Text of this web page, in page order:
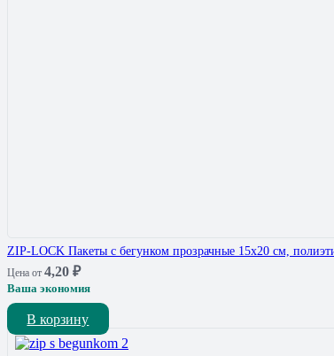
ZIP-LOCK Пакеты с бегунком прозрачные 15х20 см,
Цена от 4,20 ₽
Ваша экономия
В корзину